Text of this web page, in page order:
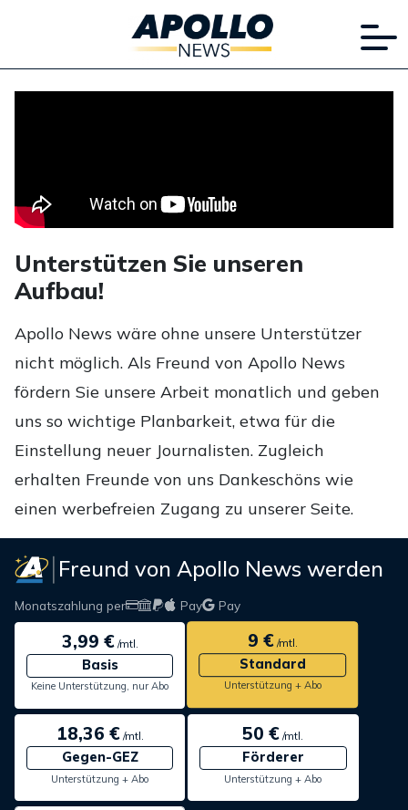
Unterstützen Sie unseren
Aufbau!
Apollo News wäre ohne unsere Unterstützer
nicht möglich. Als Freund von Apollo News
fördern Sie unsere Arbeit monatlich und geben
uns so wichtige Planbarkeit, etwa für die
Einstellung neuer Journalisten. Zugleich
erhalten Freunde von uns Dankeschöns wie
einen werbefreien Zugang zu unserer Seite.
Freund von Apollo News werden
Monatszahlung per Pay Pay
3,99 €/mtl.
Basis
Keine Unterstützung, nur Abo
9 €/mtl.
Standard
Unterstützung + Abo
18,36 €/mtl.
Gegen-GEZ
Unterstützung + Abo
50 € /mtl.
Förderer
Unterstützung + Abo